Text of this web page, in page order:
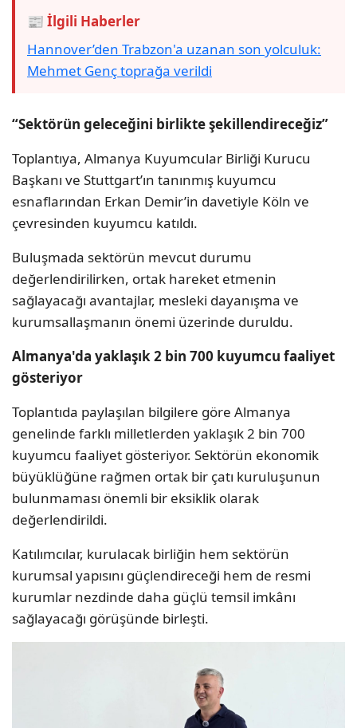
📰 İlgili Haberler
Hannover’den Trabzon'a uzanan son yolculuk:
Mehmet Genç toprağa verildi
“Sektörün geleceğini birlikte şekillendireceğiz”
Toplantıya, Almanya Kuyumcular Birliği Kurucu
Başkanı ve Stuttgart’ın tanınmış kuyumcu
esnaflarından Erkan Demir’in davetiyle Köln ve
çevresinden kuyumcu katıldı.
Buluşmada sektörün mevcut durumu
değerlendirilirken, ortak hareket etmenin
sağlayacağı avantajlar, mesleki dayanışma ve
kurumsallaşmanın önemi üzerinde duruldu.
Almanya'da yaklaşık 2 bin 700 kuyumcu faaliyet
gösteriyor
Toplantıda paylaşılan bilgilere göre Almanya
genelinde farklı milletlerden yaklaşık 2 bin 700
kuyumcu faaliyet gösteriyor. Sektörün ekonomik
büyüklüğüne rağmen ortak bir çatı kuruluşunun
bulunmaması önemli bir eksiklik olarak
değerlendirildi.
Katılımcılar, kurulacak birliğin hem sektörün
kurumsal yapısını güçlendireceği hem de resmi
kurumlar nezdinde daha güçlü temsil imkânı
sağlayacağı görüşünde birleşti.